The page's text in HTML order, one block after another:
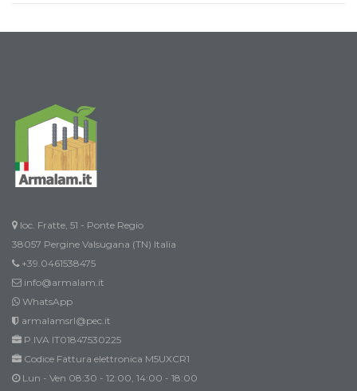
loc. Fratte, 51 - Ponte Regio
38057 Pergine Valsugana (TN) Italia
+39.0461538475
info@armalam.it
WhatsApp
armalamsrl@pec.it
P.IVA IT01847530225
Codice Fattura elettronica M5UXCR1
Lun - Ven 08:30 - 12:00, 14:00 - 18:00